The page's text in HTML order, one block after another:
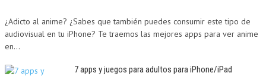
¿Adicto al anime? ¿Sabes que también puedes consumir este tipo de
audiovisual en tu iPhone? Te traemos las mejores apps para ver anime
en...
7 apps y juegos para adultos para iPhone/iPad